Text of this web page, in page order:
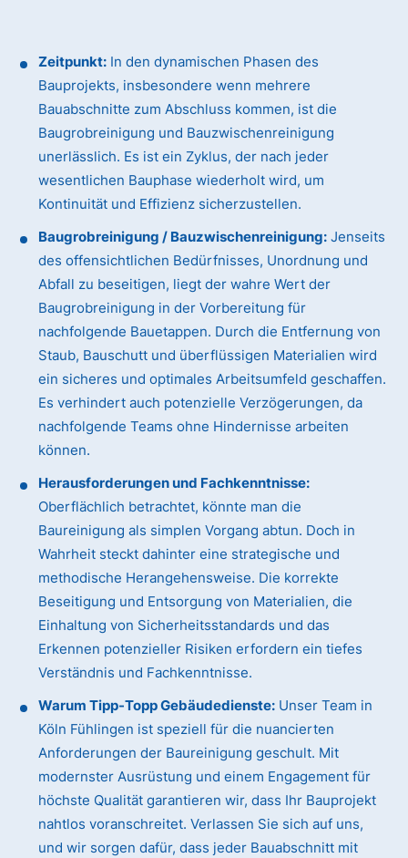
Zeitpunkt: In den dynamischen Phasen des
Bauprojekts, insbesondere wenn mehrere
Bauabschnitte zum Abschluss kommen, ist die
Baugrobreinigung und Bauzwischenreinigung
unerlässlich. Es ist ein Zyklus, der nach jeder
wesentlichen Bauphase wiederholt wird, um
Kontinuität und Effizienz sicherzustellen.
Baugrobreinigung / Bauzwischenreinigung: Jenseits
des offensichtlichen Bedürfnisses, Unordnung und
Abfall zu beseitigen, liegt der wahre Wert der
Baugrobreinigung in der Vorbereitung für
nachfolgende Bauetappen. Durch die Entfernung von
Staub, Bauschutt und überflüssigen Materialien wird
ein sicheres und optimales Arbeitsumfeld geschaffen.
Es verhindert auch potenzielle Verzögerungen, da
nachfolgende Teams ohne Hindernisse arbeiten
können.
Herausforderungen und Fachkenntnisse:
Oberflächlich betrachtet, könnte man die
Baureinigung als simplen Vorgang abtun. Doch in
Wahrheit steckt dahinter eine strategische und
methodische Herangehensweise. Die korrekte
Beseitigung und Entsorgung von Materialien, die
Einhaltung von Sicherheitsstandards und das
Erkennen potenzieller Risiken erfordern ein tiefes
Verständnis und Fachkenntnisse.
Warum Tipp-Topp Gebäudedienste: Unser Team in
Köln Fühlingen ist speziell für die nuancierten
Anforderungen der Baureinigung geschult. Mit
modernster Ausrüstung und einem Engagement für
höchste Qualität garantieren wir, dass Ihr Bauprojekt
nahtlos voranschreitet. Verlassen Sie sich auf uns,
und wir sorgen dafür, dass jeder Bauabschnitt mit